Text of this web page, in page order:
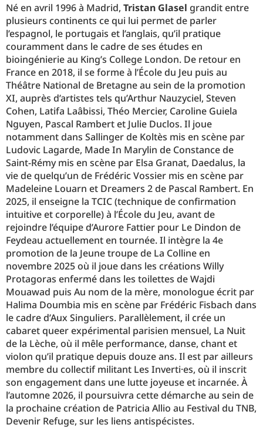
Né en avril 1996 à Madrid, Tristan Glasel grandit entre
plusieurs continents ce qui lui permet de parler
l’espagnol, le portugais et l’anglais, qu’il pratique
couramment dans le cadre de ses études en
bioingénierie au King’s College London. De retour en
France en 2018, il se forme à l’École du Jeu puis au
Théâtre National de Bretagne au sein de la promotion
XI, auprès d’artistes tels qu’Arthur Nauzyciel, Steven
Cohen, Latifa Laâbissi, Théo Mercier, Caroline Guiela
Nguyen, Pascal Rambert et Julie Duclos. Il joue
notamment dans Sallinger de Koltès mis en scène par
Ludovic Lagarde, Made In Marylin de Constance de
Saint-Rémy mis en scène par Elsa Granat, Daedalus, la
vie de quelqu’un de Frédéric Vossier mis en scène par
Madeleine Louarn et Dreamers 2 de Pascal Rambert. En
2025, il enseigne la TCIC (technique de confirmation
intuitive et corporelle) à l’École du Jeu, avant de
rejoindre l’équipe d’Aurore Fattier pour Le Dindon de
Feydeau actuellement en tournée. Il intègre la 4e
promotion de la Jeune troupe de La Colline en
novembre 2025 où il joue dans les créations Willy
Protagoras enfermé dans les toilettes de Wajdi
Mouawad puis Au nom de la mère, monologue écrit par
Halima Doumbia mis en scène par Frédéric Fisbach dans
le cadre d’Aux Singuliers. Parallèlement, il crée un
cabaret queer expérimental parisien mensuel, La Nuit
de la Lèche, où il mêle performance, danse, chant et
violon qu’il pratique depuis douze ans. Il est par ailleurs
membre du collectif militant Les Inverti·es, où il inscrit
son engagement dans une lutte joyeuse et incarnée. À
l’automne 2026, il poursuivra cette démarche au sein de
la prochaine création de Patricia Allio au Festival du TNB,
Devenir Refuge, sur les liens antispécistes.